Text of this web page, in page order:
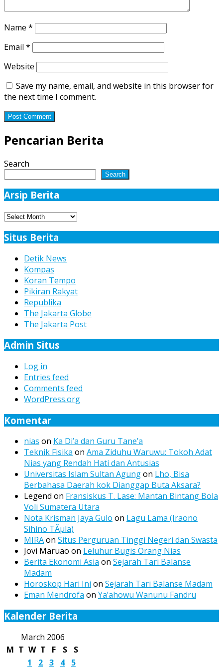
Name *
Email *
Website
Save my name, email, and website in this browser for
the next time I comment.
Pencarian Berita
Search
Search
Arsip Berita
Arsip
Situs Berita
Detik News
Kompas
Koran Tempo
Pikiran Rakyat
Republika
The Jakarta Globe
The Jakarta Post
Admin Situs
Log in
Entries feed
Comments feed
WordPress.org
Komentar
nias on Ka Di’a dan Guru Tane’a
Teknik Fisika on Ama Ziduhu Waruwu: Tokoh Adat
Nias yang Rendah Hati dan Antusias
Universitas Islam Sultan Agungon Lho, Bisa
Berbahasa Daerah kok Dianggap Buta Aksara?
Legend on Fransiskus T. Lase: Mantan Bintang Bola
Voli Sumatera Utara
Nota Krisman Jaya Gulo on Lagu Lama (Iraono
Sihino TÃµla)
MIRAon Situs Perguruan Tinggi Negeri dan Swasta
Jovi Maruao on Leluhur Bugis Orang Nias
Berita Ekonomi Asia on Sejarah Tari Balanse
Madam
Horoskop Hari Ini on Sejarah Tari Balanse Madam
Eman Mendrofa on Ya’ahowu Wanunu Fandru
Kalender Berita
March 2006
M T W T F S
S
1
2 3 4
5